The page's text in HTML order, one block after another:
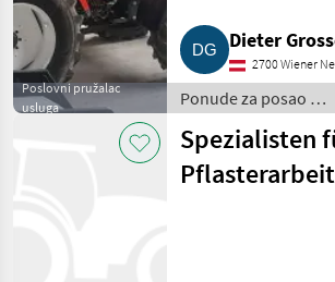
Marketplace
Ponude
trgovaca
Oglasi
Poslovni pružalac
usluga
Dieter
2700 Wiener
Ponude za posao /
Servisiranje/
optimiranje
Spezialisten